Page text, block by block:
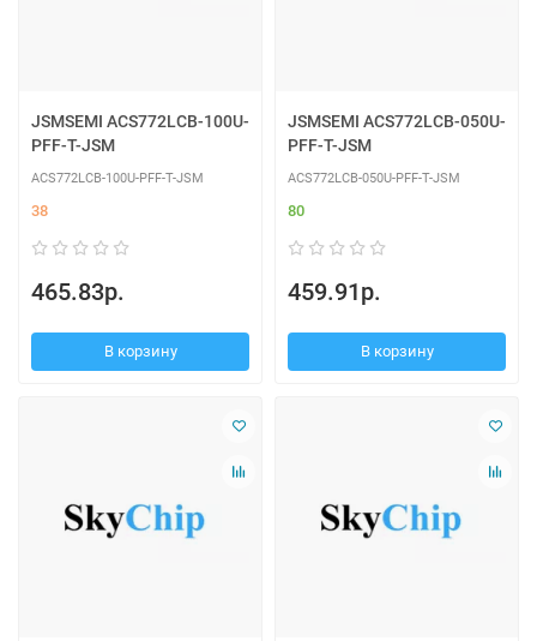
JSMSEMI ACS772LCB-100U-
PFF-T-JSM
ACS772LCB-100U-PFF-T-JSM
38
465.83р.
В корзину
JSMSEMI ACS772LCB-050U-
PFF-T-JSM
ACS772LCB-050U-PFF-T-JSM
80
459.91р.
В корзину